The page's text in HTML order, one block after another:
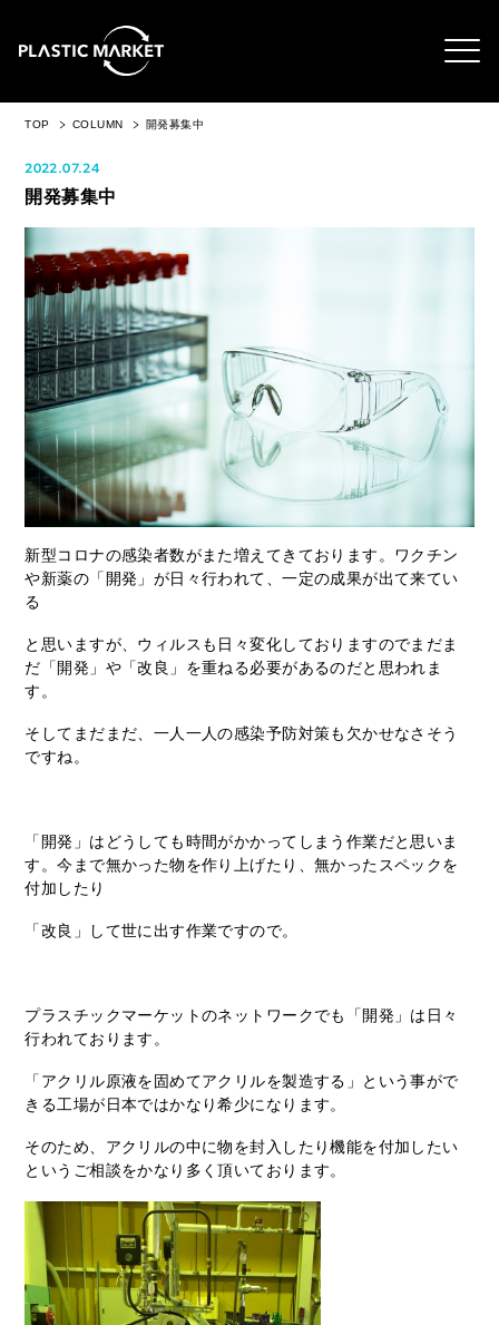
TOP COLUMN 開発募集中
2022.07.24
開発募集中
新型コロナの感染者数がまた増えてきております。ワクチン
や新薬の「開発」が日々行われて、一定の成果が出て来てい
る
と思いますが、ウィルスも日々変化しておりますのでまだま
だ「開発」や「改良」を重ねる必要があるのだと思われま
す。
そしてまだまだ、一人一人の感染予防対策も欠かせなさそう
ですね。
「開発」はどうしても時間がかかってしまう作業だと思いま
す。今まで無かった物を作り上げたり、無かったスペックを
付加したり
「改良」して世に出す作業ですので。
プラスチックマーケットのネットワークでも「開発」は日々
行われております。
「アクリル原液を固めてアクリルを製造する」という事がで
きる工場が日本ではかなり希少になります。
そのため、アクリルの中に物を封入したり機能を付加したい
というご相談をかなり多く頂いております。